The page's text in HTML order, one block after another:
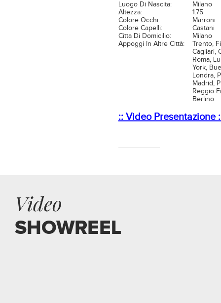
Luogo Di Nascita:
Milano
Altezza:
1.75
Colore Occhi:
Marroni
Colore Capelli:
Castani
Citta Di Domicilio:
Milano
Appoggi In Altre Città:
Trento,
Cagliari,
Roma,
York,
Londra,
Madrid,
Reggio
Berlino
:: Video Presentazione
Video
SHOWREEL